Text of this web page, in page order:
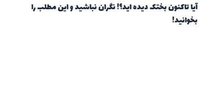
آیا تاکنون بختک دیده اید؟! نگران نباشید و این مطلب را
بخوانید!